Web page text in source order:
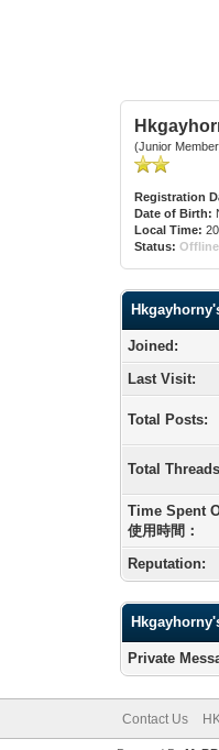
(Junior
Registration
Date of Birth:
Local Time:
Status: Offline
Joined:
Last Visit:
Total Posts:
Total
Time Spent
使用時間：
Reputation:
Private
Contact Us